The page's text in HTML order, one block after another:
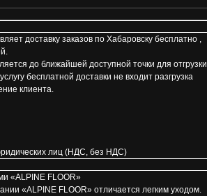
доставку заказов по Хабаровску бесплатно ,
до ближайшей доступной точки для отгрузки
бесплатной доставки не входит разгрузка
клиента.
лиц (НДС, без НДС)
«ALPINE FLOOR»
«ALPINE FLOOR» отличается легким уходом.